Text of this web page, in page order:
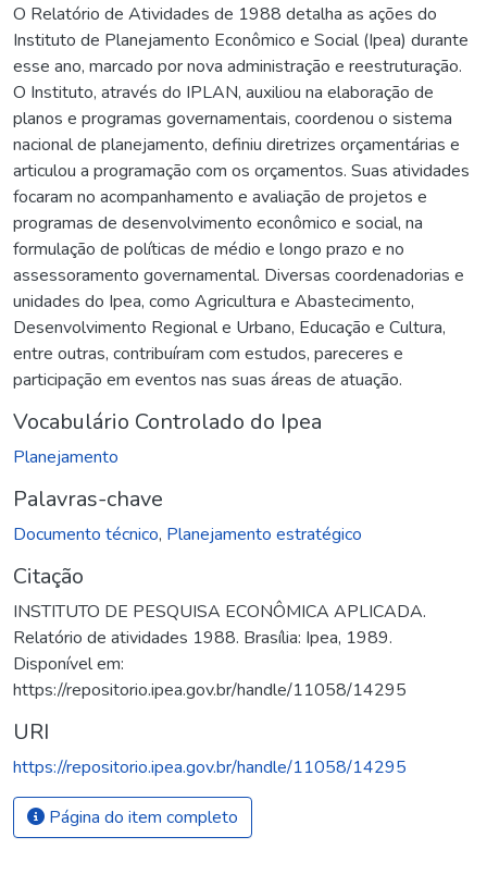
O Relatório de Atividades de 1988 detalha as ações do
Instituto de Planejamento Econômico e Social (Ipea) durante
esse ano, marcado por nova administração e reestruturação.
O Instituto, através do IPLAN, auxiliou na elaboração de
planos e programas governamentais, coordenou o sistema
nacional de planejamento, definiu diretrizes orçamentárias e
articulou a programação com os orçamentos. Suas atividades
focaram no acompanhamento e avaliação de projetos e
programas de desenvolvimento econômico e social, na
formulação de políticas de médio e longo prazo e no
assessoramento governamental. Diversas coordenadorias e
unidades do Ipea, como Agricultura e Abastecimento,
Desenvolvimento Regional e Urbano, Educação e Cultura,
entre outras, contribuíram com estudos, pareceres e
participação em eventos nas suas áreas de atuação.
Vocabulário Controlado do Ipea
Planejamento
Palavras-chave
Documento técnico, Planejamento estratégico
Citação
INSTITUTO DE PESQUISA ECONÔMICA APLICADA.
Relatório de atividades 1988. Brasília: Ipea, 1989.
Disponível em:
https://repositorio.ipea.gov.br/handle/11058/14295
URI
https://repositorio.ipea.gov.br/handle/11058/14295
Página do item completo